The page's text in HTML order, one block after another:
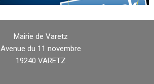
Mairie de Varetz
Avenue du 11 novembre
19240 VARETZ